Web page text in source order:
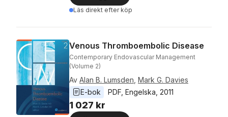
Läs direkt efter köp
Venous Thromboembolic Disease
Contemporary Endovascular Management
(Volume 2)
Av Alan B. Lumsden Mark G. Davies
E-bok
PDF Engelska 2011
1 027 kr